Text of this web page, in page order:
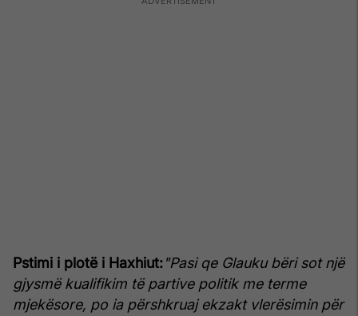
Pstimi i plotë i Haxhiut:"Pasi qe Glauku bëri sot një
gjysmë kualifikim të partive politik me terme
mjekësore, po ia përshkruaj ekzakt vlerësimin për